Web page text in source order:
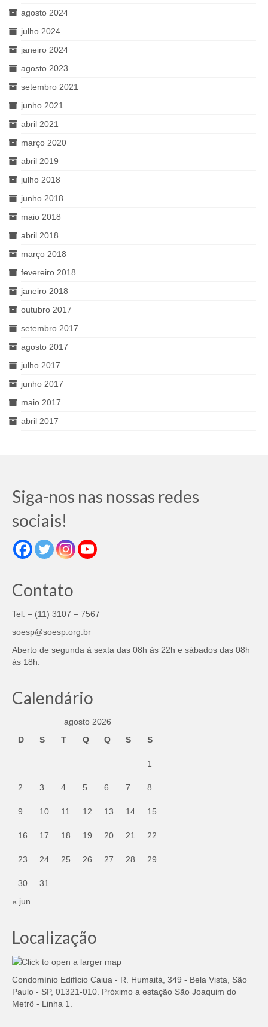
agosto 2024
julho 2024
janeiro 2024
agosto 2023
setembro 2021
junho 2021
abril 2021
março 2020
abril 2019
julho 2018
junho 2018
maio 2018
abril 2018
março 2018
fevereiro 2018
janeiro 2018
outubro 2017
setembro 2017
agosto 2017
julho 2017
junho 2017
maio 2017
abril 2017
Siga-nos nas nossas redes
sociais!
Contato
Tel. – (11) 3107 – 7567
soesp@soesp.org.br
Aberto de segunda à sexta das 08h às 22h e sábados das 08h
às 18h.
Calendário
agosto 2026
D
S T Q Q S S
1
2 3 4 5 6 7 8
9 10 11 12 13 14 15
16 17 18 19 20 21 22
23 24 25 26 27 28 29
30
31
« jun
Localização
Condomínio Edifício Caiua - R. Humaitá, 349 - Bela Vista, São
Paulo - SP, 01321-010. Próximo a estação São Joaquim do
Metrô - Linha 1.